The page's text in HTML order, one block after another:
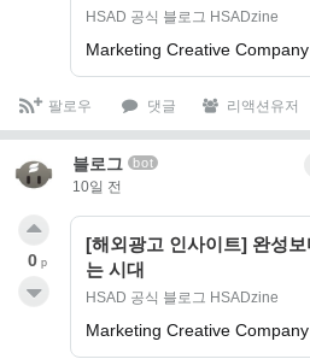
HSAD 공식 블로그 HSADzine
Marketing Creative Company
팔로우 댓글 리액션유저
블로그 bot
10일 전
[해외광고 인사이트] 완성
는 시대
HSAD 공식 블로그 HSADzine
Marketing Creative
0 p